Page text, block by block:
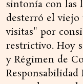
sintonía con las
desterró el
visitas" por
restrictivo. Hoy
y Régimen de